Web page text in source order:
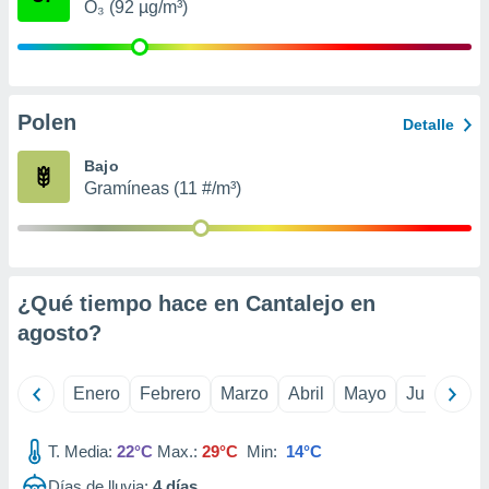
su
en
en
de
un
datos
O₃ (92 µg/m³)
Polen Detalle
Bajo
Gramíneas (11 #/m³)
¿Qué tiempo hace en Cantalejo en
agosto?
Enero Febrero Marzo Abril Mayo Junio
T. Media: 22°C Max.: 29°C Min: 14°C